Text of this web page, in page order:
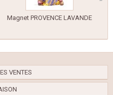
Magnet PROVENCE LAVANDE
VENTES